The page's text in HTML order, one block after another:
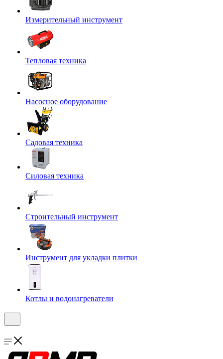
Измерительный инструмент
Тепловая техника
Насосное оборудование
Садовая техника
Силовая техника
Строительный инструмент
Инструмент для укладки плитки
Котлы и водонагреватели